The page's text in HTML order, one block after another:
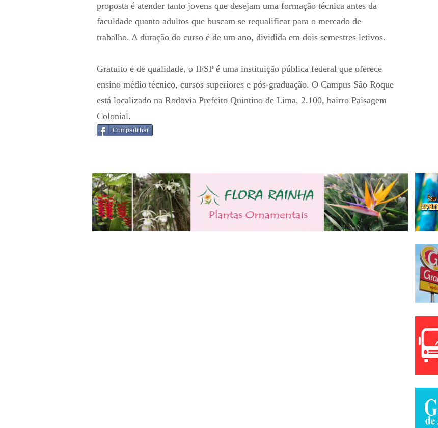
proposta é atender tanto jovens que desejam uma formação técnica antes da
faculdade quanto adultos que buscam se requalificar para o mercado de
trabalho. A duração do curso é de um ano, dividida em dois semestres letivos.
Gratuito e de qualidade, o IFSP é uma instituição pública federal que oferece
ensino médio técnico, cursos superiores e pós-graduação. O Campus São Roque
está localizado na Rodovia Prefeito Quintino de Lima, 2.100, bairro Paisagem
Colonial.
Compartilhar